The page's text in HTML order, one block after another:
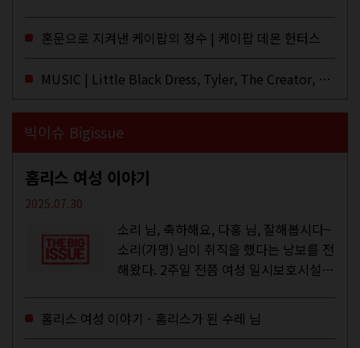
이브·데모·부틀렉을 합쳐 3만 번 이상은
듣지 않았나 싶다. 이토록...
혼문으로 지켜낸 케이팝의 정수 | 케이팝 데몬 헌터스
MUSIC | Little Black Dress, Tyler, The Creator, Essie Jain
빅이슈 Bigissue
홈리스 여성 이야기
2025.07.30
소리 님, 축하해요, 다홍 님, 잘해봅시다~
소리(가명) 님이 취직을 했다는 낭보를 전
해왔다. 2주일 전쯤 여성 일시보호시설에
고, 저 오늘이 마지막이에요, 이렇게 인사
를 하고 가셨던...
홈리스 여성 이야기 - 홈리스가 된 수레 님